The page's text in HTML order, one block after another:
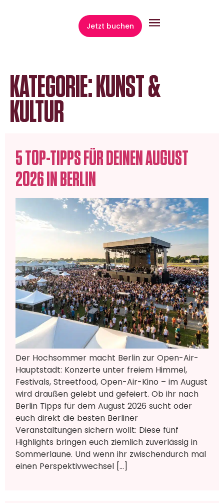
Jetzt buchen
KATEGORIE: KUNST &
KULTUR
5 TOP-TIPPS FÜR DEINEN AUGUST
2026 IN BERLIN
Der Hochsommer macht Berlin zur Open-Air-
Hauptstadt: Konzerte unter freiem Himmel,
Festivals, Streetfood, Open-Air-Kino – im August
wird draußen gelebt und gefeiert. Ob ihr nach
Berlin Tipps für dem August 2026 sucht oder
euch direkt die besten Berliner
Veranstaltungen sichern wollt: Diese fünf
Highlights bringen euch ziemlich zuverlässig in
Sommerlaune. Und wenn ihr zwischendurch mal
einen Perspektivwechsel […]